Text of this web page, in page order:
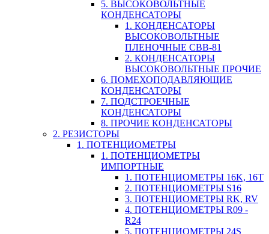
5. ВЫСОКОВОЛЬТНЫЕ
КОНДЕНСАТОРЫ
1. КОНДЕНСАТОРЫ
ВЫСОКОВОЛЬТНЫЕ
ПЛЕНОЧНЫЕ CBB-81
2. КОНДЕНСАТОРЫ
ВЫСОКОВОЛЬТНЫЕ ПРОЧИЕ
6. ПОМЕХОПОДАВЛЯЮЩИЕ
КОНДЕНСАТОРЫ
7. ПОДСТРОЕЧНЫЕ
КОНДЕНСАТОРЫ
8. ПРОЧИЕ КОНДЕНСАТОРЫ
2. РЕЗИСТОРЫ
1. ПОТЕНЦИОМЕТРЫ
1. ПОТЕНЦИОМЕТРЫ
ИМПОРТНЫЕ
1. ПОТЕНЦИОМЕТРЫ 16K, 16T
2. ПОТЕНЦИОМЕТРЫ S16
3. ПОТЕНЦИОМЕТРЫ RK, RV
4. ПОТЕНЦИОМЕТРЫ R09 -
R24
5. ПОТЕНЦИОМЕТРЫ 24S